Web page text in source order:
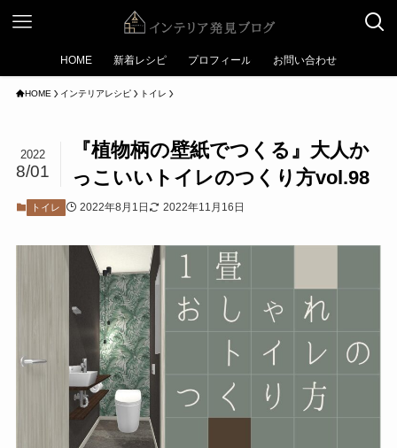
HOME 新着レシピ プロフィール お問い合わせ
HOME インテリアレシピ トイレ
『植物柄の壁紙でつくる』大人か
っこいいトイレのつくり方vol.98
2022
8/01
トイレ 2022年8月1日 2022年11月16日